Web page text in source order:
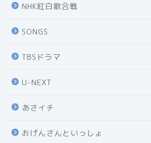
NHK紅白歌合戦
SONGS
TBSドラマ
U-NEXT
あさイチ
おげんさんといっしょ